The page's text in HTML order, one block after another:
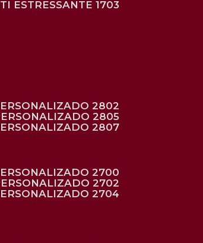
ESTRESSANTE 1703
2802
2805
2807
2700
2702
2704